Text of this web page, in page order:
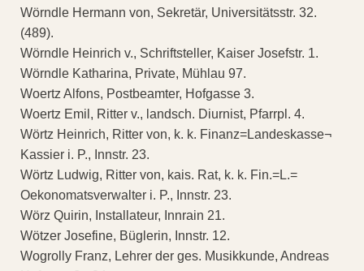
Wörndle Hermann von, Sekretär, Universitätsstr. 32.
(489).
Wörndle Heinrich v., Schriftsteller, Kaiser Josefstr. 1.
Wörndle Katharina, Private, Mühlau 97.
Woertz Alfons, Postbeamter, Hofgasse 3.
Woertz Emil, Ritter v., landsch. Diurnist, Pfarrpl. 4.
Wörtz Heinrich, Ritter von, k. k. Finanz=Landeskasse¬
Kassier i. P., Innstr. 23.
Wörtz Ludwig, Ritter von, kais. Rat, k. k. Fin.=L.=
Oekonomatsverwalter i. P., Innstr. 23.
Wörz Quirin, Installateur, Innrain 21.
Wötzer Josefine, Büglerin, Innstr. 12.
Wogrolly Franz, Lehrer der ges. Musikkunde, Andreas